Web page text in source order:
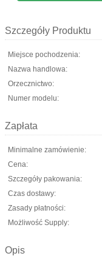
Szczegóły Produktu
Miejsce pochodzenia:
Nazwa handlowa:
Orzecznictwo:
Numer modelu:
Zapłata
Minimalne zamówienie:
Cena:
Szczegóły pakowania:
Czas dostawy:
Zasady płatności:
Możliwość Supply:
Opis